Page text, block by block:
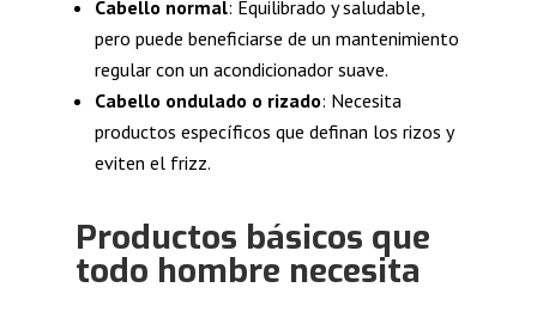
Cabello normal: Equilibrado y saludable,
pero puede beneficiarse de un mantenimiento
regular con un acondicionador suave.
Cabello ondulado o rizado: Necesita
productos específicos que definan los rizos y
eviten el frizz.
Productos básicos que
todo hombre necesita